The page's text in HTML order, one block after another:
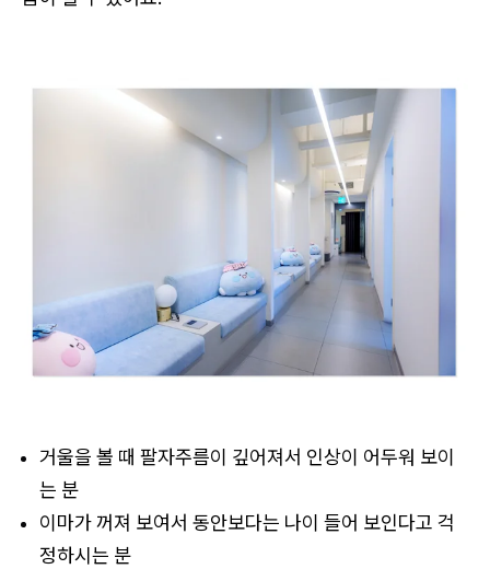
거울을 볼 때 팔자주름이 깊어져서 인상이 어두워 보이
는 분
이마가 꺼져 보여서 동안보다는 나이 들어 보인다고 걱
정하시는 분